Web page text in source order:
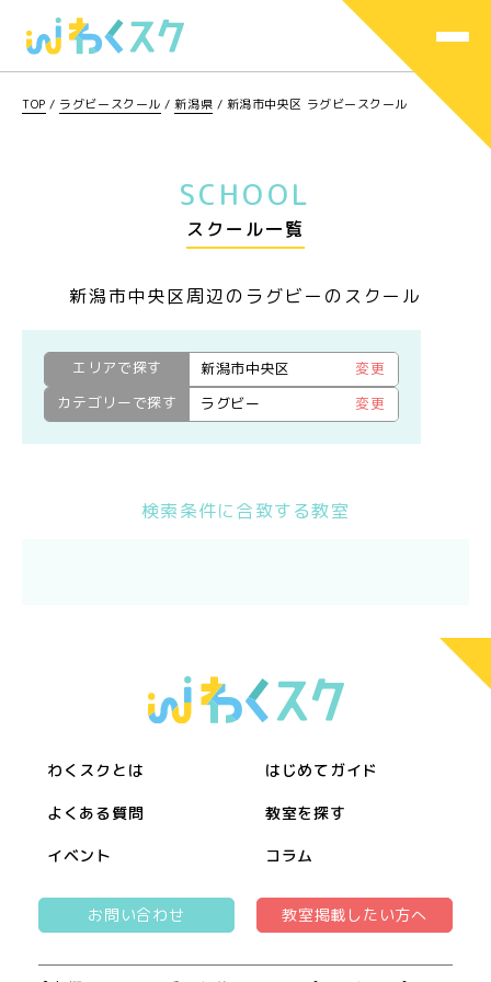
TOP / ラグビースクール /新潟県 / 新潟市中央区 ラグビースクール
SCHOOL
スクール一覧
新潟市中央区周辺のラグビーのスクール
エリアで探す 新潟市中央区
変更
カテゴリーで探す
ラグビー 変更
検索条件に合致する教室
わくスクとは はじめてガイド
よくある質問 教室を探す
イベント コラム
お問い合わせ 教室掲載したい方へ